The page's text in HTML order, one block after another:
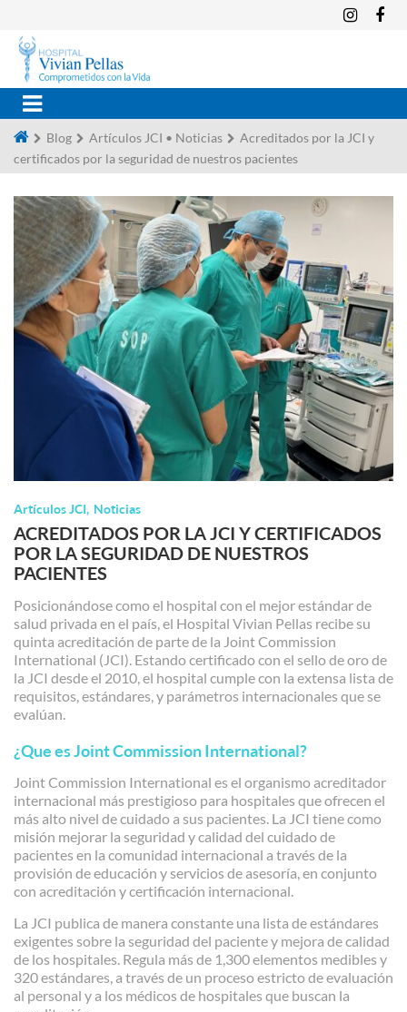
Blog Artículos JCI • Noticias
Acreditados por la JCI y
certificados por la seguridad de nuestros pacientes
Artículos JCI Noticias
ACREDITADOS POR LA JCI Y CERTIFICADOS
POR LA SEGURIDAD DE NUESTROS
PACIENTES
Posicionándose como el hospital con el mejor estándar de
salud privada en el país, el Hospital Vivian Pellas recibe su
quinta acreditación de parte de la Joint Commission
International (JCI). Estando certificado con el sello de oro de
la JCI desde el 2010, el hospital cumple con la extensa lista de
requisitos, estándares, y parámetros internacionales que se
evalúan.
¿Que es Joint Commission International?
Joint Commission International es el organismo acreditador
internacional más prestigioso para hospitales que ofrecen el
más alto nivel de cuidado a sus pacientes. La JCI tiene como
misión mejorar la seguridad y calidad del cuidado de
pacientes en la comunidad internacional a través de la
provisión de educación y servicios de asesoría, en conjunto
con acreditación y certificación internacional.
La JCI publica de manera constante una lista de estándares
exigentes sobre la seguridad del paciente y mejora de calidad
de los hospitales. Regula más de 1,300 elementos medibles y
320 estándares, a través de un proceso estricto de evaluación
al personal y a los médicos de hospitales que buscan la